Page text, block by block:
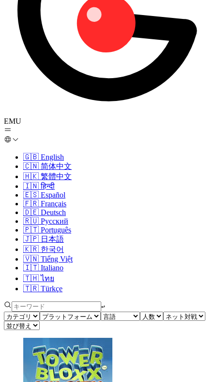
EMU
🇬🇧 English
🇨🇳 简体中文
🇭🇰 繁體中文
🇮🇳 हिन्दी
🇪🇸 Español
🇫🇷 Français
🇩🇪 Deutsch
🇷🇺 Русский
🇵🇹 Português
🇯🇵 日本語
🇰🇷 한국어
🇻🇳 Tiếng Việt
🇮🇹 Italiano
🇹🇭 ไทย
🇹🇷 Türkçe
↩︎